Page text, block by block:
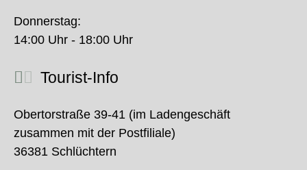
Donnerstag:
14:00 Uhr - 18:00 Uhr
Tourist-Info
Obertorstraße 39-41 (im Ladengeschäft
zusammen mit der Postfiliale)
36381 Schlüchtern